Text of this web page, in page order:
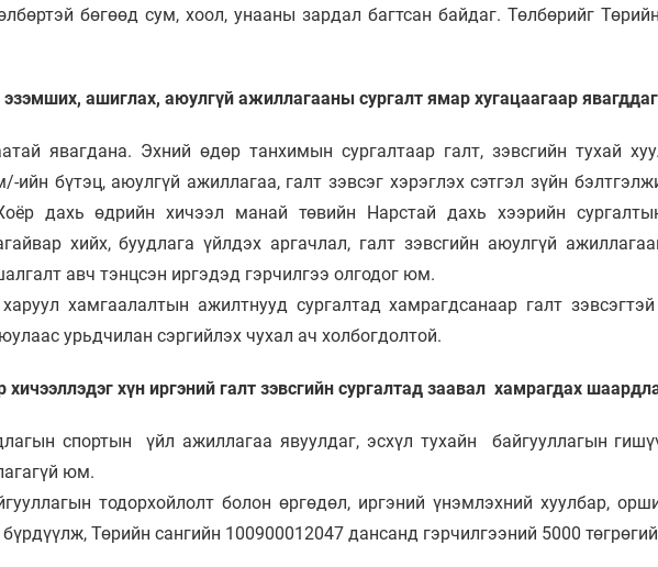
бөгөөд сум, хоол, унааны зардал багтсан байдаг. Төлбөрийг
эзэмших, ашиглах, аюулгүй ажиллагааны сургалт ямар хугацаагаар
явагдана. Эхний өдөр танхимын сургалтаар галт, зэвсгийн тухай
ийн бүтэц, аюулгүй ажиллагаа, галт зэвсэг хэрэглэх сэтгэл зүйн
дахь өдрийн хичээл манай төвийн Нарстай дахь хээрийн
хийх, буудлага үйлдэх аргачлал, галт зэвсгийн аюулгүй
авч тэнцсэн иргэдэд гэрчилгээ олгодог юм.
хамгаалалтын ажилтнууд сургалтад хамрагдсанаар галт
урьдчилан сэргийлэх чухал ач холбогдолтой.
хичээллэдэг хүн иргэний галт зэвсгийн сургалтад заавал хамрагдах
спортын үйл ажиллагаа явуулдаг, эсхүл тухайн байгууллагын
юм.
тодорхойлолт болон өргөдөл, иргэний үнэмлэхний хуулбар,
Төрийн сангийн 100900012047 дансанд гэрчилгээний 5000